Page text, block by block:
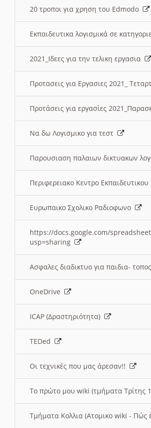
20 τροποι για χρηση του Edmodo
Εκπαιδευτικα λογισμικά σε
2021_Ιδεες για την τελικη εργασια
Προτασεις για Εργασιες 2021_
Προτάσεις για εργασίες
Να δω Λογισμικο για τεστ
Παρουσιαση παλαιων δικτυακων
Περιφερειακο Κεντρο
Ευρωπαικο Σχολικο Ραδιοφωνο
https://docs.google.com/
usp=sharing
Ασφαλες διαδικτυο για παιδια-
OneDrive
ICAP (Δραστηριότητα)
TEDed
Οι τεχνικές που μας άρεσαν!!
Το πρώτο μου wiki (τμήματα Τρίτης
Τμήματα Κολλια (Ατομικο wiki -